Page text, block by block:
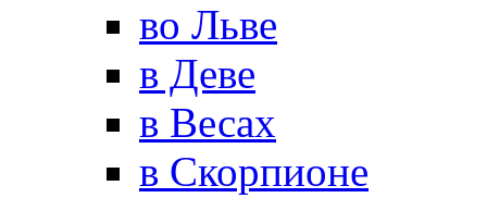
во Льве
в Деве
в Весах
в Скорпионе